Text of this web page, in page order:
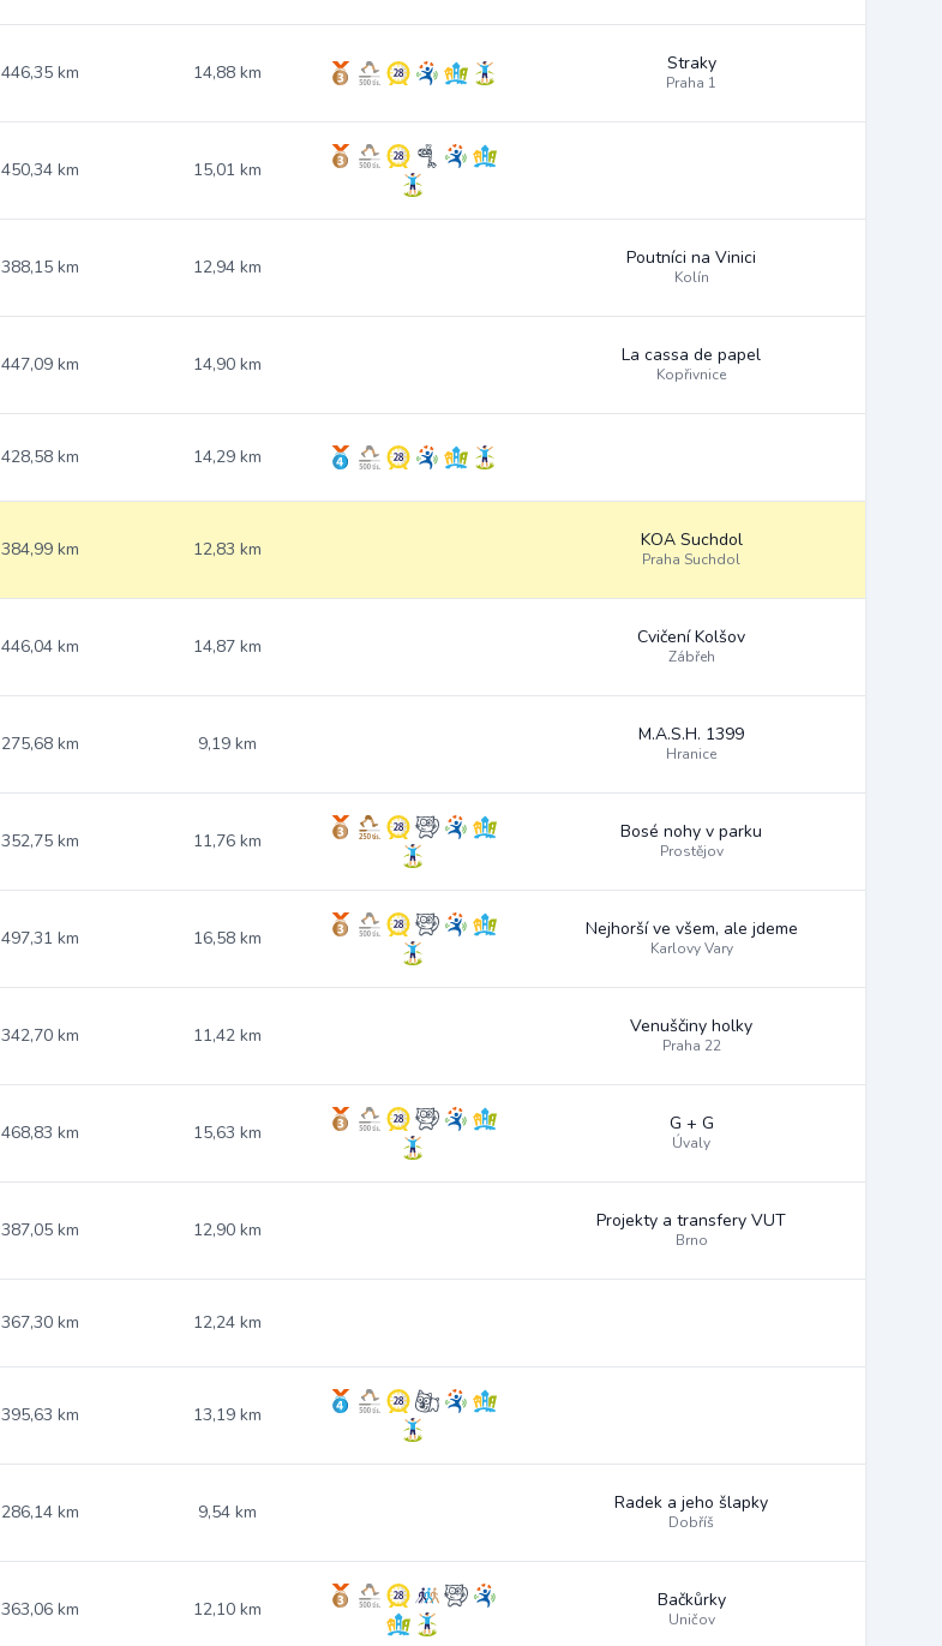
446,35 km 14,88 km Straky
Praha 1
450,34 km 15,01 km
388,15 km 12,94 km Poutníci na Vinici
Kolín
447,09 km 14,90 km La cassa de papel
Kopřivnice
428,58 km 14,29 km
384,99 km 12,83 km KOA Suchdol
Praha Suchdol
446,04 km 14,87 km Cvičení Kolšov
Zábřeh
275,68 km 9,19 km M.A.S.H. 1399
Hranice
352,75 km 11,76 km Bosé nohy v parku
Prostějov
497,31 km 16,58 km Nejhorší ve všem, ale jdeme
Karlovy Vary
342,70 km 11,42 km Venuščiny holky
Praha 22
468,83 km 15,63 km G + G
Úvaly
387,05 km 12,90 km Projekty a transfery VUT
Brno
367,30 km 12,24 km
395,63 km 13,19 km
286,14 km 9,54 km Radek a jeho šlapky
Dobříš
363,06 km 12,10 km Bačkůrky
Uničov